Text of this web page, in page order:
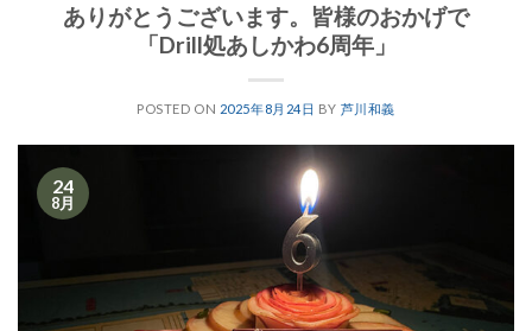
ありがとうございます。皆様のおかげで
「Drill処あしかわ6周年」
POSTED ON 2025年8月24日 BY 芦川和義
24
8月